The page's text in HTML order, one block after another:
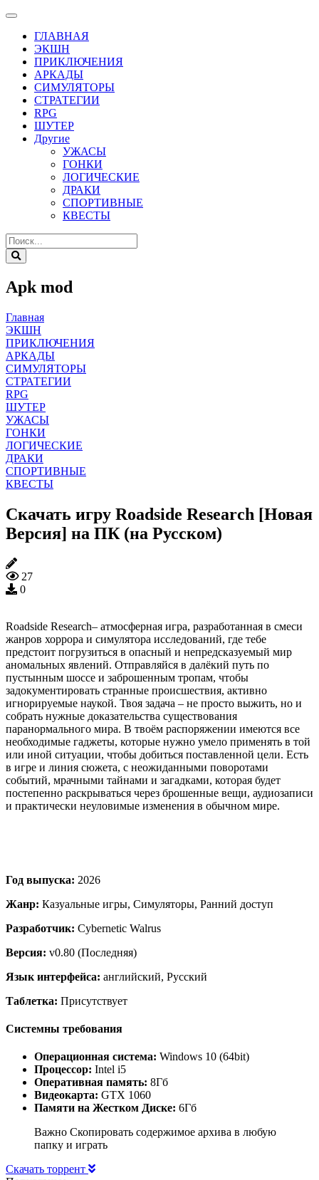
ГЛАВНАЯ
ЭКШН
ПРИКЛЮЧЕНИЯ
АРКАДЫ
СИМУЛЯТОРЫ
СТРАТЕГИИ
RPG
ШУТЕР
Другие
УЖАСЫ
ГОНКИ
ЛОГИЧЕСКИЕ
ДРАКИ
СПОРТИВНЫЕ
КВЕСТЫ
Apk mod
Главная
ЭКШН
ПРИКЛЮЧЕНИЯ
АРКАДЫ
СИМУЛЯТОРЫ
СТРАТЕГИИ
RPG
ШУТЕР
УЖАСЫ
ГОНКИ
ЛОГИЧЕСКИЕ
ДРАКИ
СПОРТИВНЫЕ
КВЕСТЫ
Скачать игру Roadside Research [Новая
Версия] на ПК (на Русском)
27
0
Roadside Research– атмосферная игра, разработанная в смеси
жанров хоррора и симулятора исследований, где тебе
предстоит погрузиться в опасный и непредсказуемый мир
аномальных явлений. Отправляйся в далёкий путь по
пустынным шоссе и заброшенным тропам, чтобы
задокументировать странные происшествия, активно
игнорируемые наукой. Твоя задача – не просто выжить, но и
собрать нужные доказательства существования
паранормального мира. В твоём распоряжении имеются все
необходимые гаджеты, которые нужно умело применять в той
или иной ситуации, чтобы добиться поставленной цели. Есть
в игре и линия сюжета, с неожиданными поворотами
событий, мрачными тайнами и загадками, которая будет
постепенно раскрываться через брошенные вещи, аудиозаписи
и практически неуловимые изменения в обычном мире.
Год выпуска: 2026
Жанр: Казуальные игры, Симуляторы, Ранний доступ
Разработчик: Cybernetic Walrus
Версия: v0.80 (Последняя)
Язык интерфейса: английский, Русский
Таблетка: Присутствует
Системны требования
Операционная система: Windows 10 (64bit)
Процессор: Intel i5
Оперативная память: 8Гб
Видеокарта: GTX 1060
Памяти на Жестком Диске: 6Гб
Важно Скопировать содержимое архива в любую
папку и играть
Скачать торрент